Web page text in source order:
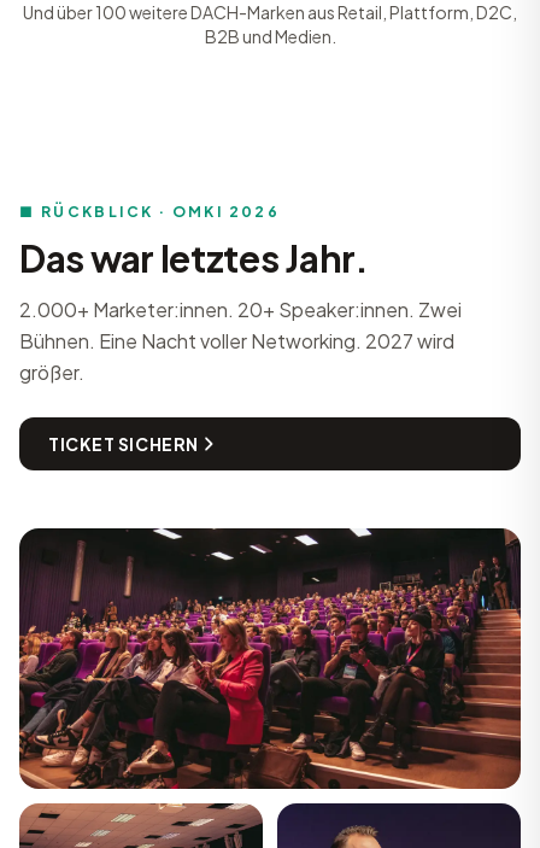
Und über 100 weitere DACH-Marken aus Retail, Plattform, D2C,
B2B und Medien.
■ RÜCKBLICK · OMKI 2026
Das war letztes Jahr.
2.000+ Marketer:innen. 20+ Speaker:innen. Zwei
Bühnen. Eine Nacht voller Networking. 2027 wird
größer.
TICKET SICHERN